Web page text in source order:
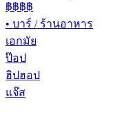
฿฿฿฿
• บาร์ / ร้านอาหาร
เอกมัย
ป๊อป
ฮิปฮอป
แจ๊ส